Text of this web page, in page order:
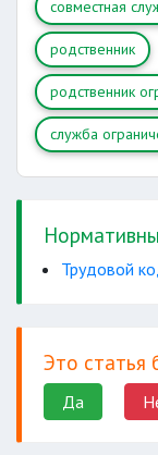
совместная
родственник
родственник
служба
Трудовой
Это статья
Да